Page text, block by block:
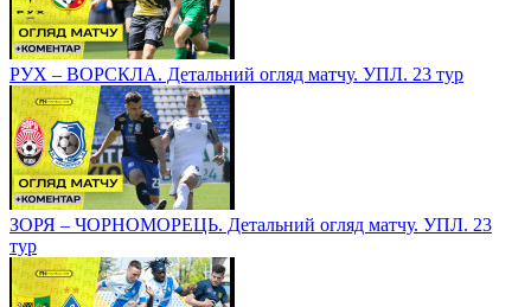
РУХ – ВОРСКЛА. Детальний огляд матчу. УПЛ. 23 тур
ЗОРЯ – ЧОРНОМОРЕЦЬ. Детальний огляд матчу. УПЛ. 23
тур